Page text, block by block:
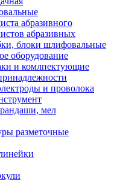
абразивного
абразивных
блоки шлифовальные
оборудование
и комлпектующие
и проволока
мел
разметочные